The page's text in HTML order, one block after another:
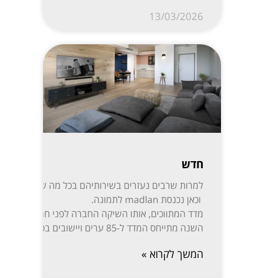
13/03/2026
חדש
למרות שרבים נעזרים בשירותיהם בכל מה שקשור
וכאן נכנסת madlan לתמונה.
השנה מתייחס המדד ל-85 ערים ויישובים בפריסה נרחבת: ת”א-יפו, חיפה והקריות, ירושלים, רעננה, חולון-בת ים, ראשון לציון, באר שבע, נתניה, הרצליה, פתח תקווה-רמת גן, אזור השומרון, חדרה והסביבה, עמק יזרעאל, עוטף עזה ועוד. המידע מפורסם בשקיפות באתר מדלן וזמין בחינם לכל המעוניין.
המשך לקרוא »